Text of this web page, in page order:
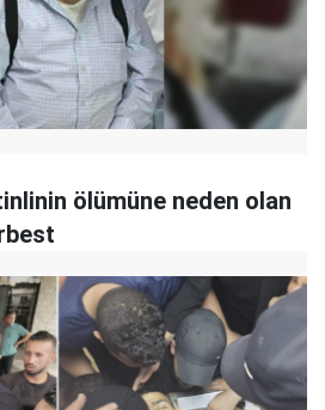
ölümüne neden olan